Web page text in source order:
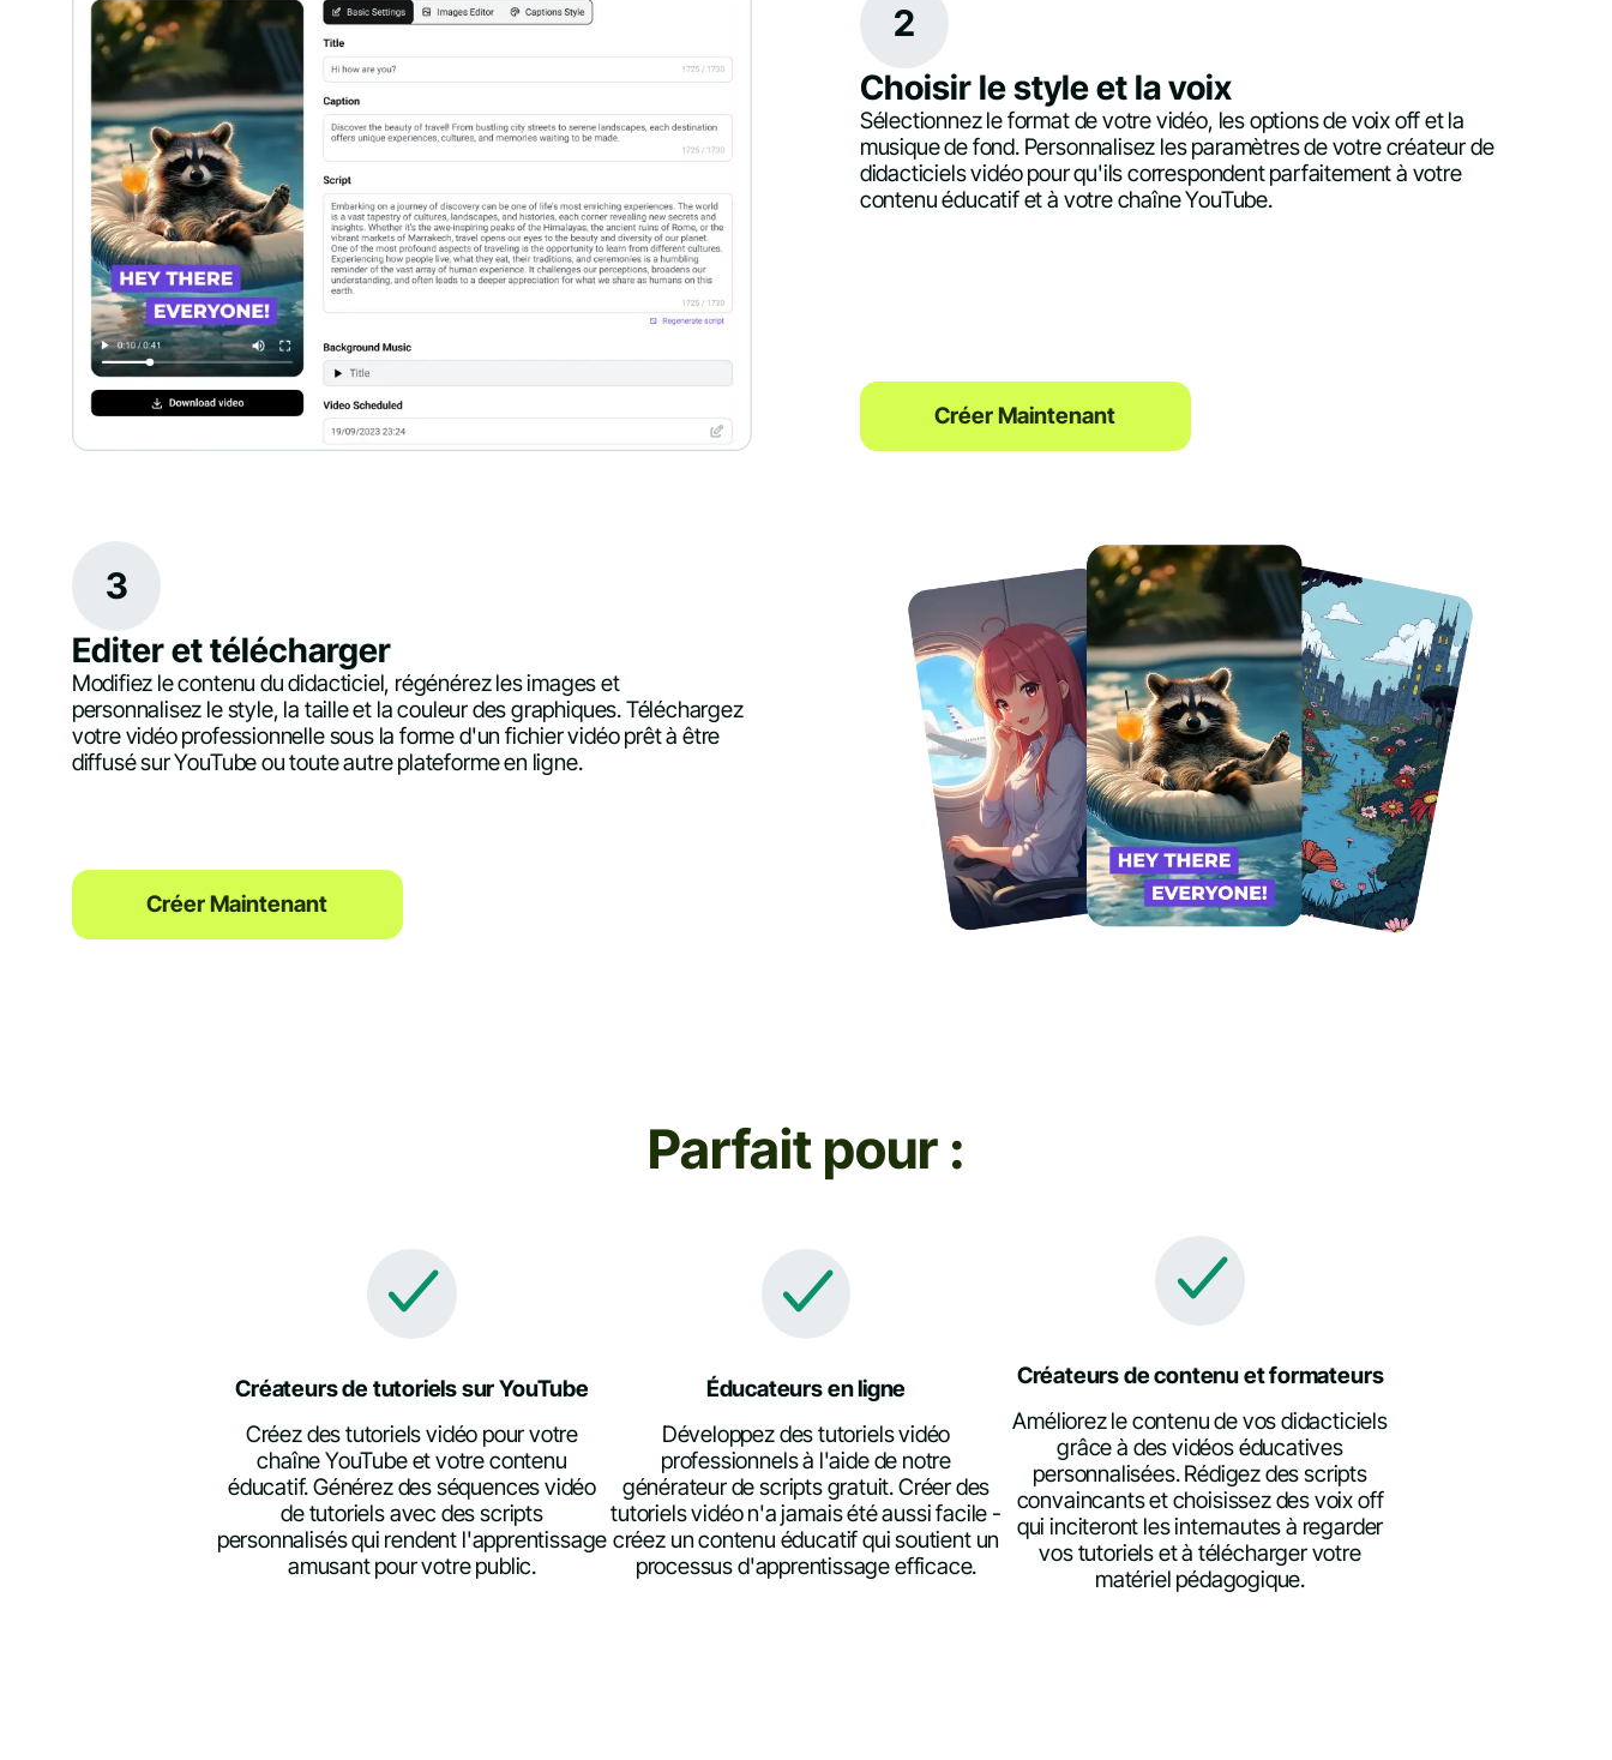
2
Choisir le style et la voix
Sélectionnez le format de votre vidéo, les options de voix off et la
musique de fond. Personnalisez les paramètres de votre créateur de
didacticiels vidéo pour qu'ils correspondent parfaitement à votre
contenu éducatif et à votre chaîne YouTube.
Créer Maintenant
3
Editer et télécharger
Modifiez le contenu du didacticiel, régénérez les images et
personnalisez le style, la taille et la couleur des graphiques. Téléchargez
votre vidéo professionnelle sous la forme d'un fichier vidéo prêt à être
diffusé sur YouTube ou toute autre plateforme en ligne.
Créer Maintenant
Parfait pour :
Créateurs de tutoriels sur YouTube
Créez des tutoriels vidéo pour votre
chaîne YouTube et votre contenu
éducatif. Générez des séquences vidéo
de tutoriels avec des scripts
personnalisés qui rendent l'apprentissage
amusant pour votre public.
Éducateurs en ligne
Développez des tutoriels vidéo
professionnels à l'aide de notre
générateur de scripts gratuit. Créer des
tutoriels vidéo n'a jamais été aussi facile -
créez un contenu éducatif qui soutient un
processus d'apprentissage efficace.
Créateurs de contenu et formateurs
Améliorez le contenu de vos didacticiels
grâce à des vidéos éducatives
personnalisées. Rédigez des scripts
convaincants et choisissez des voix off
qui inciteront les internautes à regarder
vos tutoriels et à télécharger votre
matériel pédagogique.